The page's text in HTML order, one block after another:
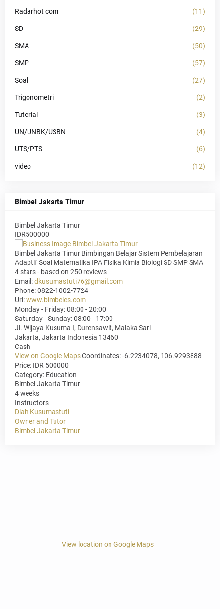
Radarhot com (11)
SD (29)
SMA (50)
SMP (57)
Soal (27)
Trigonometri (2)
Tutorial (3)
UN/UNBK/USBN (4)
UTS/PTS (6)
video (12)
Bimbel Jakarta Timur
Bimbel Jakarta Timur
IDR500000
Bimbel Jakarta Timur Bimbingan Belajar Sistem Pembelajaran
Adaptif Soal Matematika IPA Fisika Kimia Biologi SD SMP SMA
4 stars - based on 250 reviews
Email:dkusumastuti76@gmail.com
Phone:0822-1002-7724
Url:www.bimbeles.com
Monday - Friday: 08:00 - 20:00
Saturday - Sunday: 08:00 - 17:00
Jl. Wijaya Kusuma I, Durensawit, Malaka Sari
Jakarta, Jakarta Indonesia 13460
Cash
View on Google MapsCoordinates: -6.2234078, 106.9293888
Price: IDR 500000
Category: Education
Bimbel Jakarta Timur
4 weeks
Instructors
Diah Kusumastuti
Owner and Tutor
Bimbel Jakarta Timur
View location on Google Maps